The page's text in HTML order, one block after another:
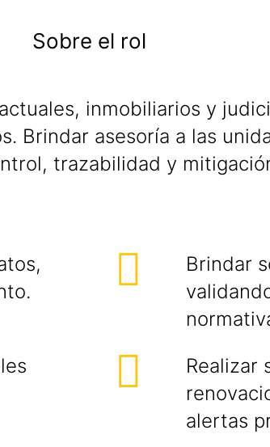
Sobre el rol
inmobiliarios y
Brindar asesoría a las
trazabilidad y
Brindar
Realizar
alertas